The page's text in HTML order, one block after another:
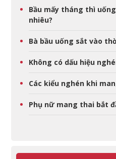
Bầu mấy tháng thì
nhiêu?
Bà bầu uống sắt vào
Không có dấu hiệu
Các kiểu nghén khi
Phụ nữ mang thai bắt